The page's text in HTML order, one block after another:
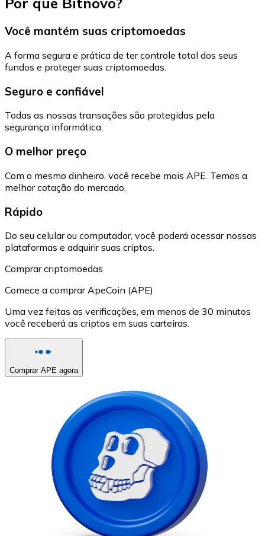
Você mantém suas criptomoedas
A forma segura e prática de ter controle total dos seus
fundos e proteger suas criptomoedas.
Seguro e confiável
Todas as nossas transações são protegidas pela
segurança informática.
O melhor preço
Com o mesmo dinheiro, você recebe mais APE. Temos a
melhor cotação do mercado.
Rápido
Do seu celular ou computador, você poderá acessar nossas
plataformas e adquirir suas criptos.
Comprar criptomoedas
Comece a comprar ApeCoin (APE)
Uma vez feitas as verificações, em menos de 30 minutos
você receberá as criptos em suas carteiras.
Comprar APE agora